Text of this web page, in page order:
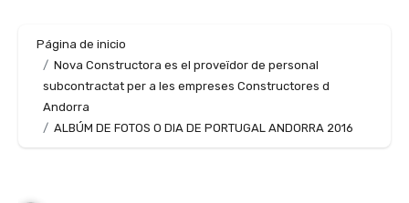
Página de inicio
Nova Constructora es el proveïdor de personal
subcontractat per a les empreses Constructores d
Andorra
ALBÚM DE FOTOS O DIA DE PORTUGAL ANDORRA 2016